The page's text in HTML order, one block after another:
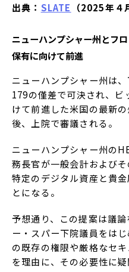
出典： SLATE （2025年４
ニューハンプシャー州とフ
保有に向けて前進
ニューハンプシャー州は
179の僅差で可決され、
けて前進した米国の最新
後、上院で審議される。
ニューハンプシャー州の
務長官が一般会計および
特定のデジタル資産と貴
とになる。
予想通り、この提案は議
ー・スパー下院議員をは
の既存の権限や厳格なセ
を理由に、その必要性に疑